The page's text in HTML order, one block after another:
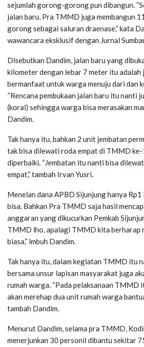
sejumlah gorong-gorong pun dibangun.
jalan baru, Pra TMMD juga membangun
gorong sebagai saluran draenase,” kata
wawancara eksklusif dengan Jurnal
Disebutkan Dandim, jalan baru yang
kilometer dengan lebar 7 meter itu adalah
bermanfaat untuk warga menuju dari dan
“Rencana pembukaan jalan baru itu nanti
(koral) sehingga warga bisa merasakan
Dandim.
Tak hanya itu, bahkan 2 unit jembatan
tak bisa dilewati roda empat di TMMD
diperbaiki. “Jembatan itu nanti bisa
empat,” tambah Irvan Yusri.
Menelan dana APBD Sijunjung hanya
bisa. Bahkan Pra TMMD saja hasil
anggaran yang dikucurkan Pemkab
TMMD lho, apalagi TMMD kita berharap
biasa,” imbuh Dandim.
Tak hanya itu, dalam kegiatan TMMD itu
bersama unsur lapisan masyarakat juga
rumah warga. “Pada pelaksanaan TMMD
akan merehap dua unit rumah warga
tambah Dandim.
Menurut Dandim, selama pra TMMD,
menerjunkan 30 personil dibantu sekitar